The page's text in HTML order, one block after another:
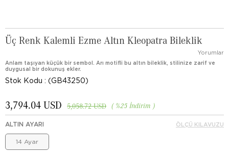
Üç Renk Kalemli Ezme Altın Kleopatra Bileklik
Yorumlar
Anlam taşıyan küçük bir sembol. Arı motifli bu altın bileklik, stilinize zarif ve
duygusal bir dokunuş ekler.
Stok Kodu (GB43250)
%25 İndirim
5,058.72 USD
3,794.04 USD
ALTIN AYARI
14 Ayar
ÖLÇÜ KILAVUZU